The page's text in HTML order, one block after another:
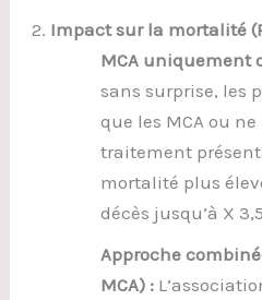
Impact sur la mortalité
MCA uniquement
sans surprise, les
que les MCA ou
traitement
mortalité plus
décès jusqu’à X
Approche
MCA) :